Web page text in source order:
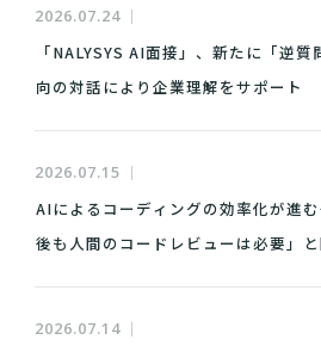
2026.07.24
「NALYSYS AI面接」、新たに「逆
向の対話により企業理解をサポート
2026.07.15
AIによるコーディングの効率化が進
後も人間のコードレビューは必要」
2026.07.14